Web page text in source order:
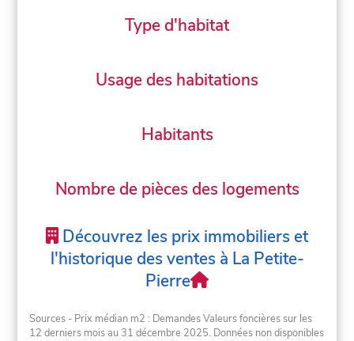
Type d'habitat
Usage des habitations
Habitants
Nombre de pièces des logements
Découvrez les prix immobiliers et
l'historique des ventes à La Petite-
Pierre
Sources - Prix médian m2 : Demandes Valeurs foncières sur les
12 derniers mois au 31 décembre 2025. Données non disponibles